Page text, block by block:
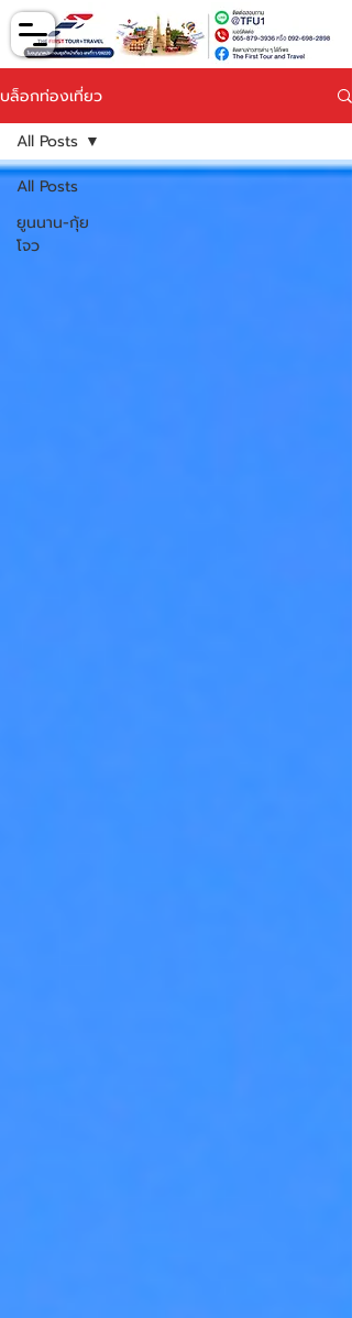
บล็อกท่องเที่ยว
All Posts
ยูนนาน-กุ้ย
โจว
All Posts